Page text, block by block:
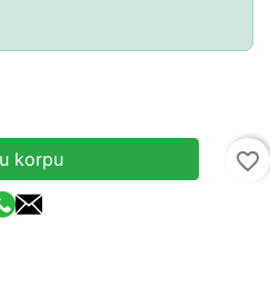
korpu
favorite_border